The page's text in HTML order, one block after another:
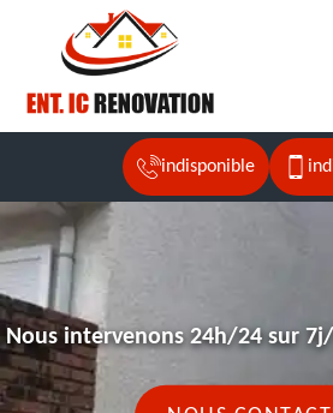
indisponible
Nous intervenons 24h/24 sur